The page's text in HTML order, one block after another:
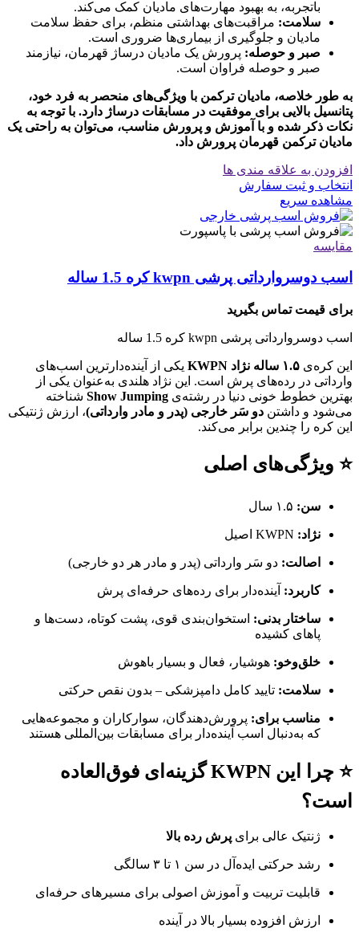
باتجربه، به بهبود مهارت‌های مادیان کمک می‌کند.
سلامت: مراقبت‌های بهداشتی منظم، برای حفظ سلامت
مادیان و جلوگیری از بیماری‌ها ضروری است.
صبر و حوصله: پرورش یک مادیان درساژ قهرمان، نیازمند
صبر و حوصله فراوان است.
به طور خلاصه، مادیان ترکمن با ویژگی‌های منحصر به فرد خود،
پتانسیل بالایی برای موفقیت در مسابقات درساژ دارد. با توجه به
نکات ذکر شده و با آموزش و پرورش مناسب، می‌توان به راحتی یک
مادیان ترکمن قهرمان پرورش داد.
افزودن به علاقه مندی ها
انتخاب و ثبت سفارش
مشاهده سریع
مقایسه
اسب دوسروارداتی پرشی kwpn کره 1.5 ساله
برای قیمت تماس بگیرید
اسب دوسروارداتی پرشی kwpn کره 1.5 ساله
این کره‌ی ۱.۵ ساله نژاد KWPN
یکی از آینده‌دارترین اسب‌های
وارداتی در رده‌های پرش است. این نژاد هلندی به‌عنوان یکی از
بهترین خطوط خونی دنیا در رشته‌ی Show Jumping شناخته
می‌شود و داشتن دو سَر خارجی (پدر و مادر وارداتی)، ارزش ژنتیکی
این کره را چندین برابر می‌کند.
⭐ ویژگی‌های اصلی
سن:
نژاد:
اصالت: دو سَر وارداتی (پدر و مادر هر دو خارجی)
کاربرد: آینده‌دار برای رده‌های حرفه‌ای پرش
ساختار بدنی: استخوان‌بندی قوی، پشت کوتاه، دست‌ها و
پاهای کشیده
خلق‌وخو: هوشیار، فعال و بسیار باهوش
سلامت: تایید کامل دامپزشکی – بدون نقص حرکتی
مناسب برای: پرورش‌دهندگان، سوارکاران و مجموعه‌هایی
که به‌دنبال اسب آینده‌دار برای مسابقات بین‌المللی هستند
⭐ چرا این KWPN گزینه‌ای فوق‌العاده
است؟
ژنتیک عالی برای پرش رده بالا
رشد حرکتی ایده‌آل در سن ۱ تا ۳ سالگی
قابلیت تربیت و آموزش اصولی برای مسیرهای حرفه‌ای
ارزش افزوده بسیار بالا در آینده